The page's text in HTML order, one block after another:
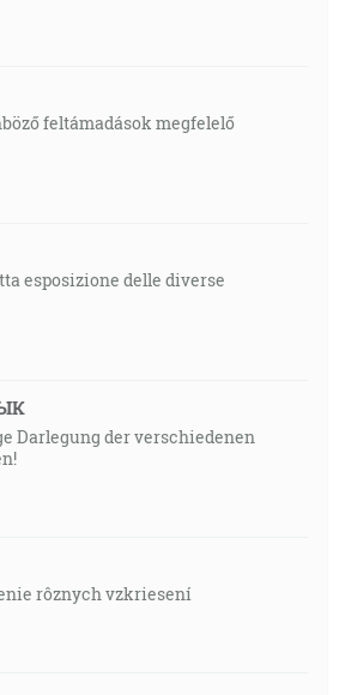
feltámadások megfelelő
esposizione delle diverse
Darlegung der verschiedenen
rôznych vzkriesení